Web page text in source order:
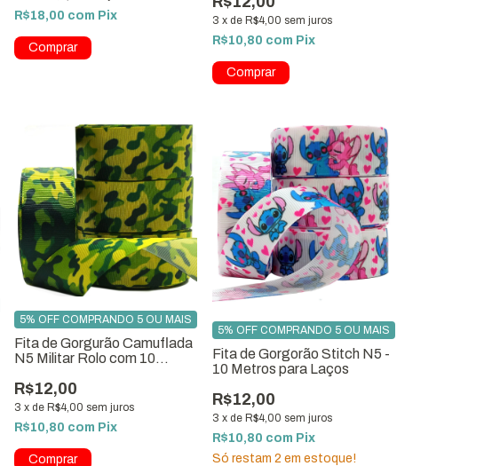
R$18,00 com Pix 3 x de R$4,00 sem juros
R$10,80 com Pix
Fita de Gorgurão Camuflada
N5 Militar Rolo com 10
R$12,00
3 xde R$4,00 sem juros
5% OFF COMPRANDO 5 OU MAIS
R$10,80 com Pix
Fita de Gorgorão Stitch N5 -
10 Metros para Laços
R$12,00
3 x de R$4,00 sem juros
5% OFF COMPRANDO 5 OU MAIS
R$10,80 com Pix
Só restam 2 em estoque!